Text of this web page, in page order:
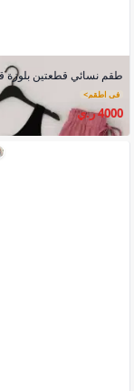
في اطقم>
4000 ر.ي